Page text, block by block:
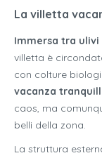
La villetta
Immersa tra
villetta è
con colture
vacanza
caos, ma
belli della zona.
La struttura